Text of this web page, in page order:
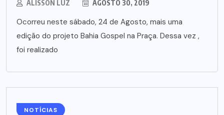
ALISSON LUZ AGOSTO 30, 2019
Ocorreu neste sábado, 24 de Agosto, mais uma
edição do projeto Bahia Gospel na Praça. Dessa vez ,
foi realizado
NOTÍCIAS